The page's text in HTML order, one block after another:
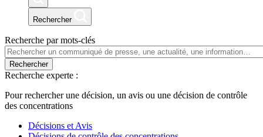
Rechercher
Recherche par mots-clés
Rechercher
Recherche experte :
Pour rechercher une décision, un avis ou une décision de contrôle
des concentrations
Décisions et Avis